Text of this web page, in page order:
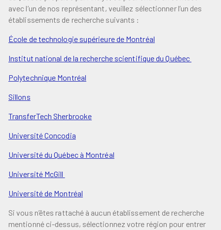
avec l’un de nos représentant, veuillez sélectionner l’un des
établissements de recherche suivants :
École de technologie supérieure de Montréal
Institut national de la recherche scientifique du Québec
Polytechnique Montréal
Sillons
TransferTech Sherbrooke
Université Concodia
Université du Québec à Montréal
Université McGill
Université de Montréal
Si vous n’êtes rattaché à aucun établissement de recherche
mentionné ci-dessus, sélectionnez votre région pour entrer